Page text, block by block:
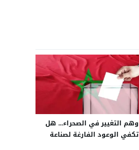
وهم التغيير في الصحراء… هل
تكفي الوعود الفارغة لصناعة